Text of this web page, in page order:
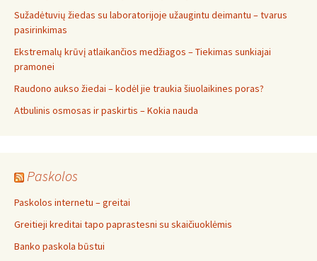
Sužadėtuvių žiedas su laboratorijoje užaugintu deimantu – tvarus
pasirinkimas
Ekstremalų krūvį atlaikančios medžiagos – Tiekimas sunkiajai
pramonei
Raudono aukso žiedai – kodėl jie traukia šiuolaikines poras?
Atbulinis osmosas ir paskirtis – Kokia nauda
Paskolos
Paskolos internetu – greitai
Greitieji kreditai tapo paprastesni su skaičiuoklėmis
Banko paskola būstui